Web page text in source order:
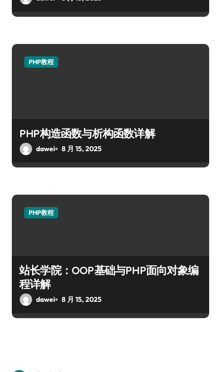
PHP教程
PHP构造函数与析构函数详解
dawei 8 月 15, 2025
PHP教程
站长学院：OOP基础与PHP面向对象编
程详解
dawei 8 月 15, 2025